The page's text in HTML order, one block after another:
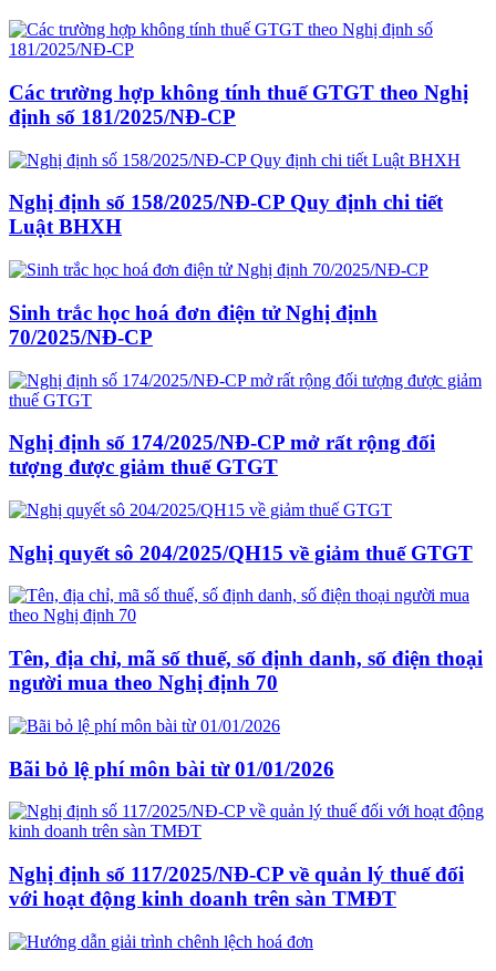
Các trường hợp không tính thuế GTGT theo Nghị
định số 181/2025/NĐ-CP
Nghị định số 158/2025/NĐ-CP Quy định chi tiết
Luật BHXH
Sinh trắc học hoá đơn điện tử Nghị định
70/2025/NĐ-CP
Nghị định số 174/2025/NĐ-CP mở rất rộng đối
tượng được giảm thuế GTGT
Nghị quyết sô 204/2025/QH15 về giảm thuế GTGT
Tên, địa chỉ, mã số thuế, số định danh, số điện thoại
người mua theo Nghị định 70
Bãi bỏ lệ phí môn bài từ 01/01/2026
Nghị định số 117/2025/NĐ-CP về quản lý thuế đối
với hoạt động kinh doanh trên sàn TMĐT